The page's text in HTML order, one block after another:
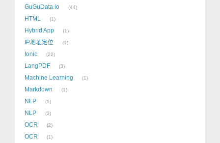
GuGuData.io 44
HTML 1
Hybrid App 1
IP地址定位 1
Ionic 22
LangPDF 3
Machine Learning 1
Markdown 1
NLP 1
NLP 3
OCR 2
OCR 1